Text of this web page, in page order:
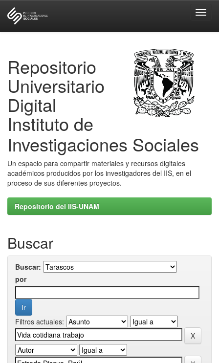
Repositorio
Universitario
Digital
Instituto de
Investigaciones Sociales
Un espacio para compartir materiales y recursos digitales
académicos producidos por los investigadores del IIS, en el
proceso de sus diferentes proyectos.
Repositorio del IIS-UNAM
Buscar
Buscar:
por
Filtros actuales: